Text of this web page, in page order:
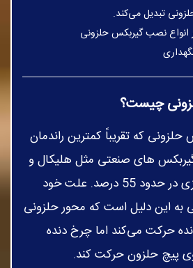
تبدیل می‌کند.
انواع نصب گیربکس حلزونی
چیست؟
که تقریباً کمترین راندمان
گیربکس های صنعتی مثل هلیکال و
خورشیدی را دارد، چیزی در حدود 55 درصد. علت خود
به این دلیل است که محور حلزونی
حرکت می‌کند اما چرخ دنده
پیچ حلزون حرکت کند.